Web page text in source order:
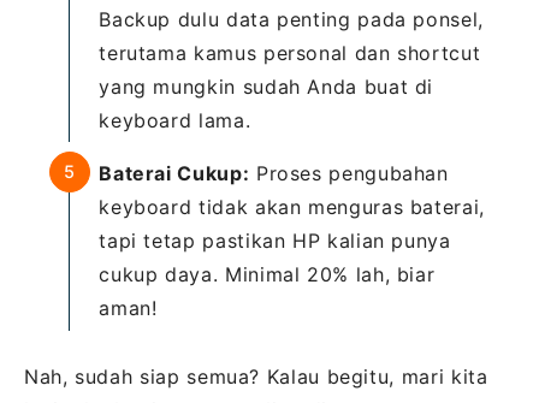
Backup dulu data penting pada ponsel,
terutama kamus personal dan shortcut
yang mungkin sudah Anda buat di
keyboard lama.
Baterai Cukup: Proses pengubahan
keyboard tidak akan menguras baterai,
tapi tetap pastikan HP kalian punya
cukup daya. Minimal 20% lah, biar
aman!
Nah, sudah siap semua? Kalau begitu, mari kita